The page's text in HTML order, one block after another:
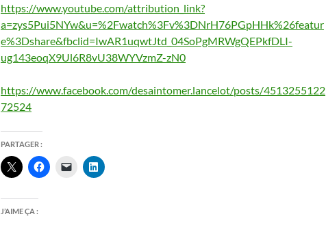
https://www.youtube.com/attribution_link?
a=zys5Pui5NYw&u=%2Fwatch%3Fv%3DNrH76PGpHHk%26featur
e%3Dshare&fbclid=IwAR1uqwtJtd_04SoPgMRWgQEPkfDLI-
ug143eoqX9Ul6R8vU38WYVzmZ-zN0
https://www.facebook.com/desaintomer.lancelot/posts/4513255122
72524
PARTAGER :
J’AIME ÇA :